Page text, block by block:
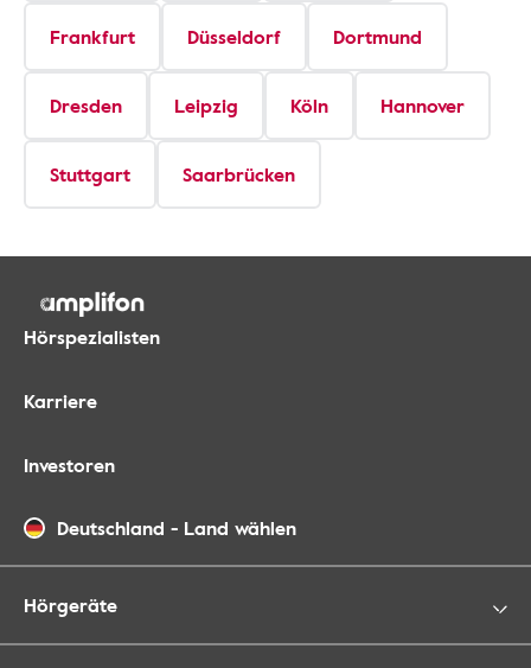
Frankfurt Düsseldorf Dortmund
Dresden Leipzig Köln Hannover
Stuttgart Saarbrücken
Hörspezialisten
Karriere
Investoren
Deutschland - Land wählen
Hörgeräte